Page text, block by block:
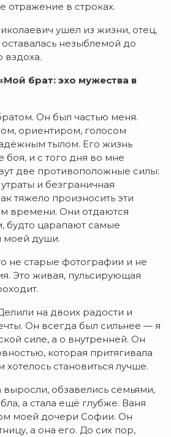
отражение в строках.
ушел из жизни, отец,
незыблемой до
вздоха.
брат: эхо мужества в
Он был частью меня.
ориентиром, голосом
тылом. Его жизнь
боя, и с того дня во мне
две противоположные силы:
и безграничная
тяжело произносить эти
времени. Они отдаются
будто царапают самые
моей души.
не старые фотографии и не
Это живая, пульсирующая
на двоих радости и
Он всегда был сильнее — я
силе, а о внутренней. Он
которая притягивала
становиться лучше.
обзавелись семьями,
а стала ещё глубже. Ваня
моей дочери Софии. Он
а она его. До сих пор,